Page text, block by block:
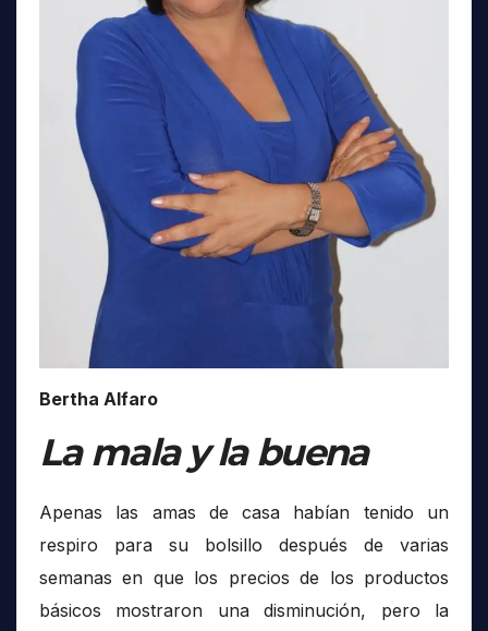
Bertha Alfaro
La mala y la buena
Apenas las amas de casa habían tenido un
respiro para su bolsillo después de varias
semanas en que los precios de los productos
básicos mostraron una disminución, pero la